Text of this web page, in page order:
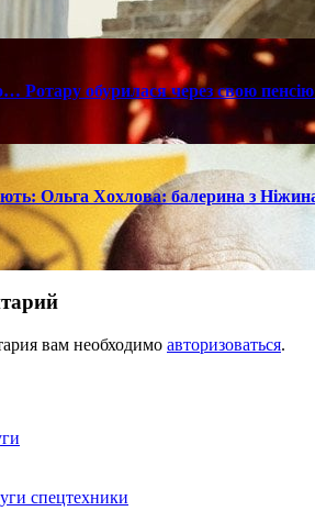
обурилася через свою
Ольга Хохлова: балерина з
вам необходимо авторизоваться.
спецтехники